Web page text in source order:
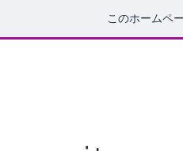
このホームペ